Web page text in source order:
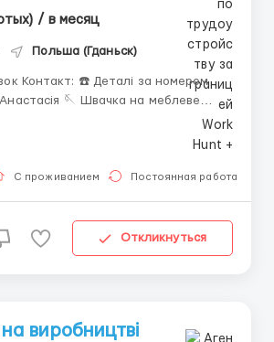
/ в месяц
Польша (Гданьск)
на меблеве
С проживанием Постоянная работа
Откликнуться
виробництві